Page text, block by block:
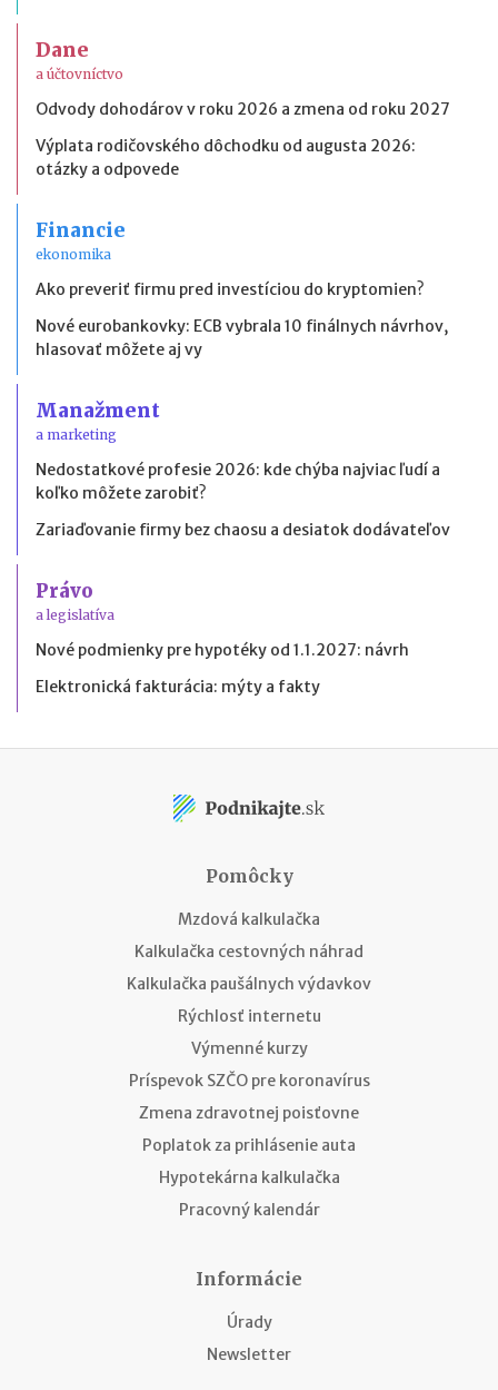
Dane
a účtovníctvo
Odvody dohodárov v roku 2026 a zmena od roku 2027
Výplata rodičovského dôchodku od augusta 2026:
otázky a odpovede
Financie
ekonomika
Ako preveriť firmu pred investíciou do kryptomien?
Nové eurobankovky: ECB vybrala 10 finálnych návrhov,
hlasovať môžete aj vy
Manažment
a marketing
Nedostatkové profesie 2026: kde chýba najviac ľudí a
koľko môžete zarobiť?
Zariaďovanie firmy bez chaosu a desiatok dodávateľov
Právo
a legislatíva
Nové podmienky pre hypotéky od 1.1.2027: návrh
Elektronická fakturácia: mýty a fakty
Pomôcky
Mzdová kalkulačka
Kalkulačka cestovných náhrad
Kalkulačka paušálnych výdavkov
Rýchlosť internetu
Výmenné kurzy
Príspevok SZČO pre koronavírus
Zmena zdravotnej poisťovne
Poplatok za prihlásenie auta
Hypotekárna kalkulačka
Pracovný kalendár
Informácie
Úrady
Newsletter